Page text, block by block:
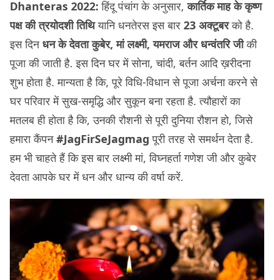
Dhanteras 2022: हिंदू पंचांग के अनुसार,कार्तिक माह के कृष्ण
पक्ष की त्रयोदशी तिथियानि धनतेरस इस बार 23 अक्टूबरको है.
इस दिनधन के देवता कुबेर, मां लक्ष्मी, यमराज और धन्वंतरि जीकी
पूजा की जाती है. इस दिन घर में सोना, चांदी, बर्तन आदि ख़रीदना
शुभ होता है. मान्यता है कि, पूरे विधि-विधान से पूजा अर्चना करने से
घर परिवार में सुख-समृद्धि और सुकून बना रहता है. त्यौहारों का
मतलब ही होता है कि, उनकी रौशनी से पूरी दुनिया रौशन हो, जिसे
हमारा कैंपन#JagFirSeJagmag पूरी तरह से समर्थन देता है.
हम भी चाहते हैं कि इस बार लक्ष्मी मां, विघ्नहर्ता गणेश जी और कुबेर
देवता आपके घर में धन और धान्य की वर्षा करें.